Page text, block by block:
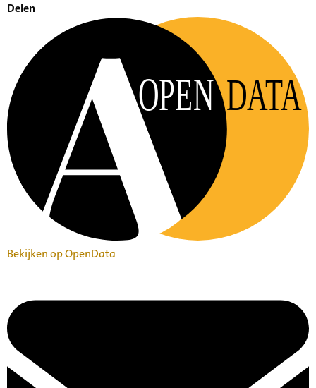
Delen
OPEN DATA
Bekijken op OpenData